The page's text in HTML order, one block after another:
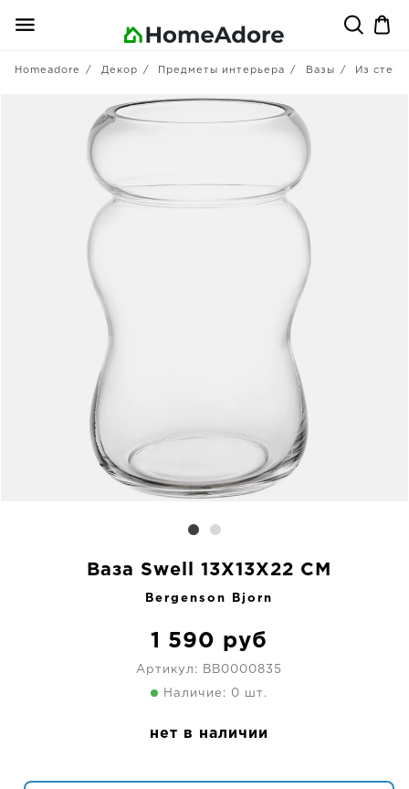
Homeadore Декор Предметы интерьера Вазы Из
Ваза Swell 13X13X22 CM
Bergenson Bjorn
1 590 руб
Артикул: BB0000835
Наличие: 0 шт.
нет в наличии